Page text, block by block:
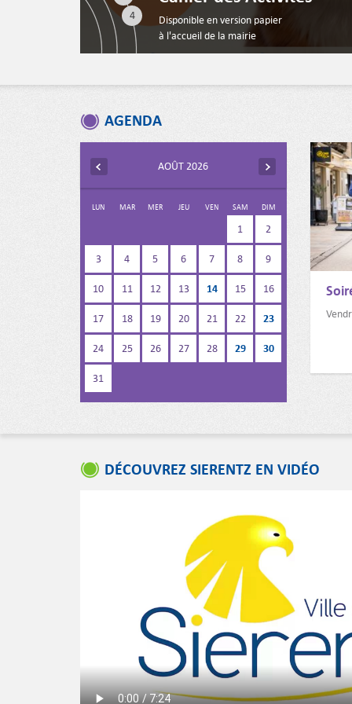
4
AGENDA
AOÛT 2026
LUN MAR MER JEU VEN SAM DIM
1 2
3 4 5 6 7 8 9
10 11 12 13 14 15 16
17 18 19 20 21 22 23
24 25 26 27 28 29 30
31
DÉCOUVREZ SIERENTZ EN VIDÉO